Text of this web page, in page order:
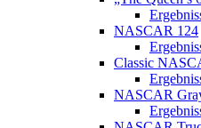
NASCAR 124
Classic
NASCAR